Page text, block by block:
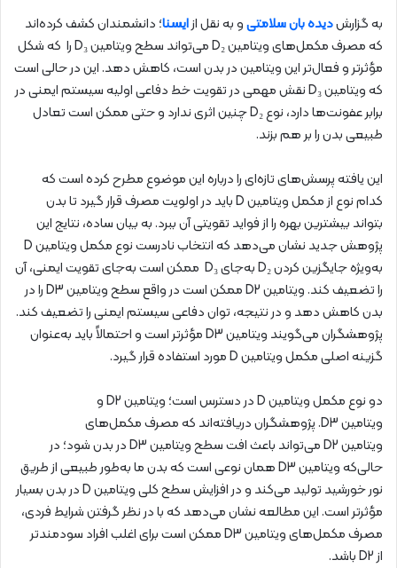
به گزارشدیده بان سلامتیو به نقل ازایسنا؛ دانشمندان کشف کرده‌اند
که مصرف مکمل‌های ویتامین D₂ می‌تواند سطح ویتامین D₃ را که شکل
مؤثرتر و فعال‌تر این ویتامین در بدن است، کاهش دهد. این در حالی است
که ویتامین D₃ نقش مهمی در تقویت خط دفاعی اولیه‌ سیستم ایمنی در
برابر عفونت‌ها دارد، نوع D₂ چنین اثری ندارد و حتی ممکن است تعادل
طبیعی بدن را بر هم بزند.
این یافته پرسش‌های تازه‌ای را درباره‌ این موضوع مطرح کرده است که
کدام نوع از مکمل ویتامین D باید در اولویت مصرف قرار گیرد تا بدن
بتواند بیشترین بهره را از فواید تقویتی آن ببرد. به بیان ساده، نتایج این
پژوهش جدید نشان می‌دهد که انتخاب نادرست نوع مکمل ویتامین D
به‌ویژه جایگزین کردن D₂ به‌جای D₃ ممکن است به‌جای تقویت ایمنی، آن
را تضعیف کند. ویتامین D2 ممکن است در واقع سطح ویتامین D3 را در
بدن کاهش دهد و در نتیجه، توان دفاعی سیستم ایمنی را تضعیف کند.
پژوهشگران می‌گویند ویتامین D3 مؤثرتر است و احتمالاً باید به‌عنوان
گزینه‌ اصلی مکمل ویتامین D مورد استفاده قرار گیرد.
دو نوع مکمل ویتامین D در دسترس است؛ ویتامین D2 و
ویتامین D3. پژوهشگران دریافته‌اند که مصرف مکمل‌های
ویتامین D2 می‌تواند باعث افت سطح ویتامین D3 در بدن شود؛ در
حالی‌که ویتامین D3 همان نوعی است که بدن ما به‌طور طبیعی از طریق
نور خورشید تولید می‌کند و در افزایش سطح کلی ویتامین D در بدن بسیار
مؤثرتر است. این مطالعه نشان می‌دهد که با در نظر گرفتن شرایط فردی،
مصرف مکمل‌های ویتامین D3 ممکن است برای اغلب افراد سودمندتر
از D2 باشد.